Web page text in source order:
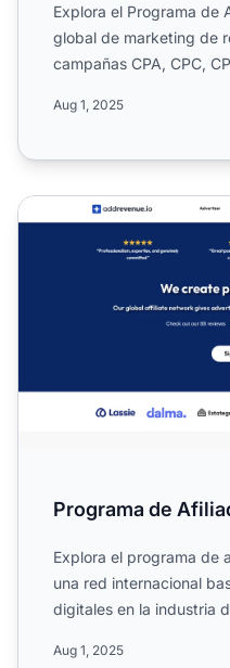
Explora el Programa de
global de marketing de
campañas CPA, CPC,
Aug 1, 2025
Programa de Afiliados de
Programa de
Explora el programa
una red internacional
digitales en la industria
Aug 1, 2025